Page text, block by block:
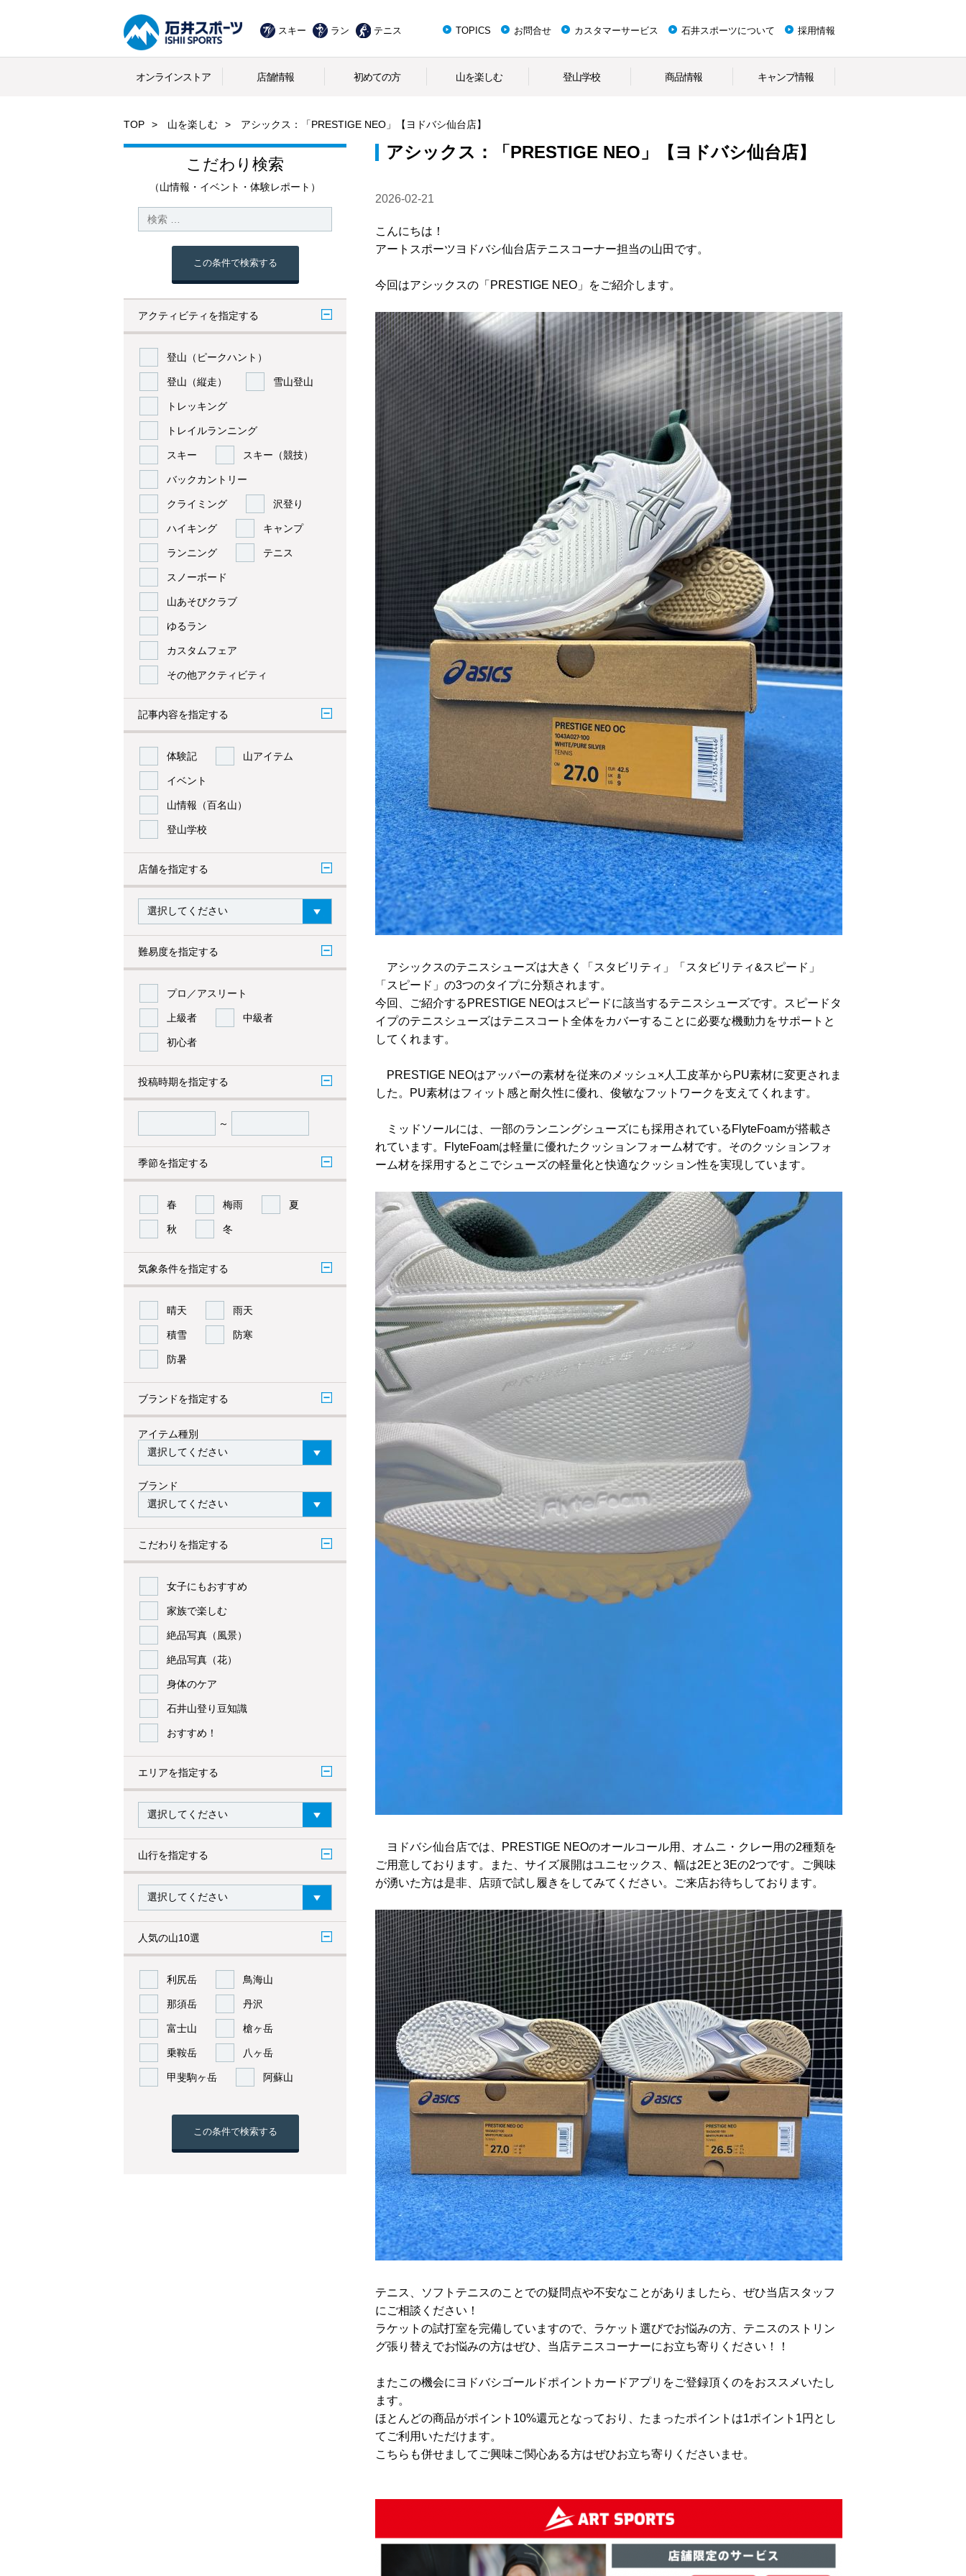
スキー ラン テニス TOPICS お問合せ カスタマーサービス 石井スポーツについて 採用情報
オンラインストア 店舗情報 初めての方 山を楽しむ 登山学校 商品情報 キャンプ情報
TOP 山を楽しむ アシックス：「PRESTIGE NEO」【ヨドバシ仙台店】
こだわり検索
（山情報・イベント・体験レポート）
この条件で検索する
アクティビティを指定する
登山（ピークハント）
登山（縦走） 雪山登山
トレッキング
トレイルランニング
スキー スキー（競技）
バックカントリー
クライミング 沢登り
ハイキング キャンプ
ランニング テニス
スノーボード
山あそびクラブ
ゆるラン
カスタムフェア
その他アクティビティ
記事内容を指定する
体験記 山アイテム
イベント
山情報（百名山）
登山学校
店舗を指定する
難易度を指定する
プロ／アスリート
上級者 中級者
初心者
投稿時期を指定する
～
季節を指定する
春 梅雨 夏
秋 冬
気象条件を指定する
晴天 雨天
積雪 防寒
防暑
ブランドを指定する
アイテム種別
ブランド
こだわりを指定する
女子にもおすすめ
家族で楽しむ
絶品写真（風景）
絶品写真（花）
身体のケア
石井山登り豆知識
おすすめ！
エリアを指定する
山行を指定する
人気の山10選
利尻岳 鳥海山
那須岳 丹沢
富士山 槍ヶ岳
乗鞍岳 八ヶ岳
甲斐駒ヶ岳 阿蘇山
この条件で検索する
アシックス：「PRESTIGE NEO」【ヨドバシ仙台店】
2026-02-21
こんにちは！
アートスポーツヨドバシ仙台店テニスコーナー担当の山田です。
今回はアシックスの「PRESTIGE NEO」をご紹介します。
アシックスのテニスシューズは大きく「スタビリティ」「スタビリティ&スピード」
「スピード」の3つのタイプに分類されます。
今回、ご紹介するPRESTIGE NEOはスピードに該当するテニスシューズです。スピードタ
イプのテニスシューズはテニスコート全体をカバーすることに必要な機動力をサポートと
してくれます。
PRESTIGE NEOはアッパーの素材を従来のメッシュ×人工皮革からPU素材に変更されま
した。PU素材はフィット感と耐久性に優れ、俊敏なフットワークを支えてくれます。
ミッドソールには、一部のランニングシューズにも採用されているFlyteFoamが搭載さ
れています。FlyteFoamは軽量に優れたクッションフォーム材です。そのクッションフォ
ーム材を採用するとこでシューズの軽量化と快適なクッション性を実現しています。
ヨドバシ仙台店では、PRESTIGE NEOのオールコール用、オムニ・クレー用の2種類を
ご用意しております。また、サイズ展開はユニセックス、幅は2Eと3Eの2つです。ご興味
が湧いた方は是非、店頭で試し履きをしてみてください。ご来店お待ちしております。
テニス、ソフトテニスのことでの疑問点や不安なことがありましたら、ぜひ当店スタッフ
にご相談ください！
ラケットの試打室を完備していますので、ラケット選びでお悩みの方、テニスのストリン
グ張り替えでお悩みの方はぜひ、当店テニスコーナーにお立ち寄りください！！
またこの機会にヨドバシゴールドポイントカードアプリをご登録頂くのをおススメいたし
ます。
ほとんどの商品がポイント10%還元となっており、たまったポイントは1ポイント1円とし
てご利用いただけます。
こちらも併せましてご興味ご関心ある方はぜひお立ち寄りくださいませ。